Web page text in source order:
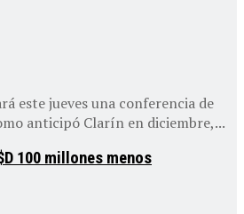
este jueves una conferencia de
anticipó Clarín en diciembre,...
100 millones menos